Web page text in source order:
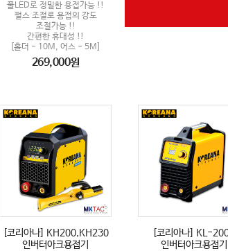
풀LED로 정밀한 용접가능 !!
펄스 조절로 용접의 강도
조절가능 !!
간편한 휴대성 !!
[홀더 - 10M, 어스 - 5M]
269,000원
[코리아나] KH200,KH230
인버터아크용접기
[코리아나] KL-
인버터아크용접기